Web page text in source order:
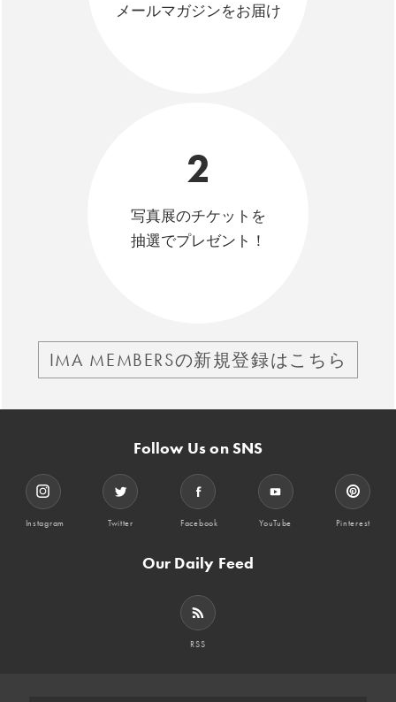
メールマガジンをお届け
2
写真展のチケットを
抽選でプレゼント！
IMA MEMBERSの新規登録はこちら
Follow Us on SNS
Instagram Twitter Facebook YouTube Pinterest
Our Daily Feed
RSS